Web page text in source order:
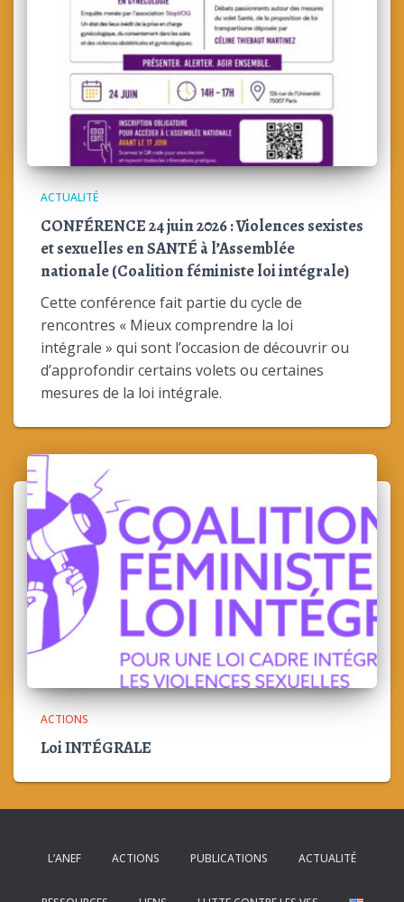
ACTUALITÉ
CONFÉRENCE 24 juin 2026 : Violences sexistes
et sexuelles en SANTÉ à l’Assemblée
nationale (Coalition féministe loi intégrale)
Cette conférence fait partie du cycle de
rencontres « Mieux comprendre la loi
intégrale » qui sont l’occasion de découvrir ou
d’approfondir certains volets ou certaines
mesures de la loi intégrale.
ACTIONS
Loi INTÉGRALE
L’ANEF ACTIONS PUBLICATIONS ACTUALITÉ